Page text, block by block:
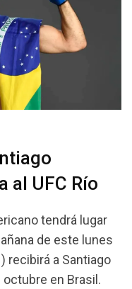
al UFC Río
tendrá lugar
de este lunes
recibirá a Santiago
en Brasil.